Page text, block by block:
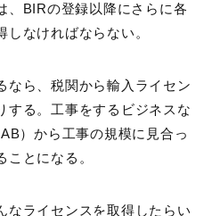
、BIRの登録以降にさらに各
なければならない。
なら、税関から輸入ライセン
する。工事をするビジネスな
）から工事の規模に見合っ
とになる。
なライセンスを取得したらい